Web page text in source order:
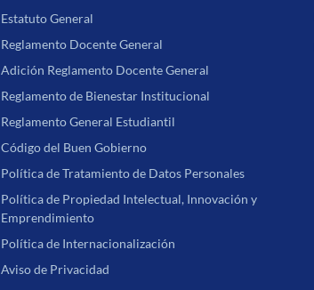
Estatuto General
Reglamento Docente General
Adición Reglamento Docente General
Reglamento de Bienestar Institucional
Reglamento General Estudiantil
Código del Buen Gobierno
Política de Tratamiento de Datos Personales
Política de Propiedad Intelectual, Innovación y
Emprendimiento
Política de Internacionalización
Aviso de Privacidad